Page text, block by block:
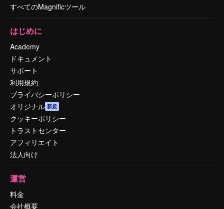
すべてのMagnificツール
はじめに
Academy
ドキュメント
サポート
利用規約
プライバシーポリシー
オリジナル 新規
クッキーポリシー
トラストセンター
アフィリエイト
法人向け
運営
料金
会社概要